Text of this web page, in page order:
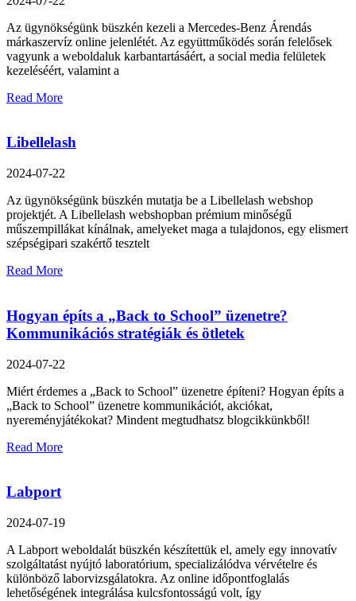
Az ügynökségünk büszkén kezeli a Mercedes-Benz Árendás
márkaszervíz online jelenlétét. Az együttműködés során felelősek
vagyunk a weboldaluk karbantartásáért, a social media felületek
kezeléséért, valamint a
Read More
Libellelash
2024-07-22
Az ügynökségünk büszkén mutatja be a Libellelash webshop
projektjét. A Libellelash webshopban prémium minőségű
műszempillákat kínálnak, amelyeket maga a tulajdonos, egy elismert
szépségipari szakértő tesztelt
Read More
Hogyan építs a „Back to School” üzenetre?
Kommunikációs stratégiák és ötletek
2024-07-22
Miért érdemes a „Back to School” üzenetre építeni? Hogyan építs a
„Back to School” üzenetre kommunikációt, akciókat,
nyereményjátékokat? Mindent megtudhatsz blogcikkünkből!
Read More
Labport
2024-07-19
A Labport weboldalát büszkén készítettük el, amely egy innovatív
szolgáltatást nyújtó laboratórium, specializálódva vérvételre és
különböző laborvizsgálatokra. Az online időpontfoglalás
lehetőségének integrálása kulcsfontosságú volt, így